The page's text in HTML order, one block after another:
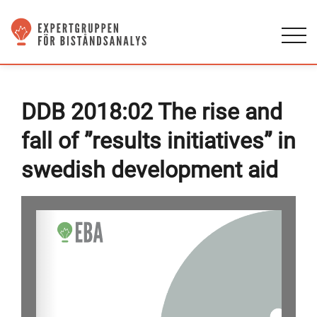
DDB 2018:02 The rise and
fall of ”results initiatives” in
swedish development aid